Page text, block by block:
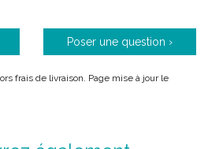
Poser une question ›
frais de livraison. Page mise à jour le